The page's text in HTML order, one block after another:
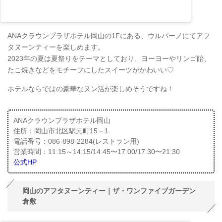
ANAクラウンプラザホテル岡山の1Fにある、ウルバーノにてアフ
タヌーンティーを楽しめます。
2023年の夏は夏祭りをテーマとしており、ヨーヨーやリンゴ飴、
たこ焼きなどをモチーフにしたスイーツがかわいい♡
ホテルならではの豪華なヌン活が楽しめそうですね！
ANAクラウンプラザホテル岡山
住所：岡山市北区駅元町15－1
電話番号：086-898-2284(レストラン用)
営業時間：11:15～14:15/14:45〜17:00/17:30〜21:30
公式HP
岡山のアフタヌーンティー｜ザ・ワンファイブガーデン
倉敷